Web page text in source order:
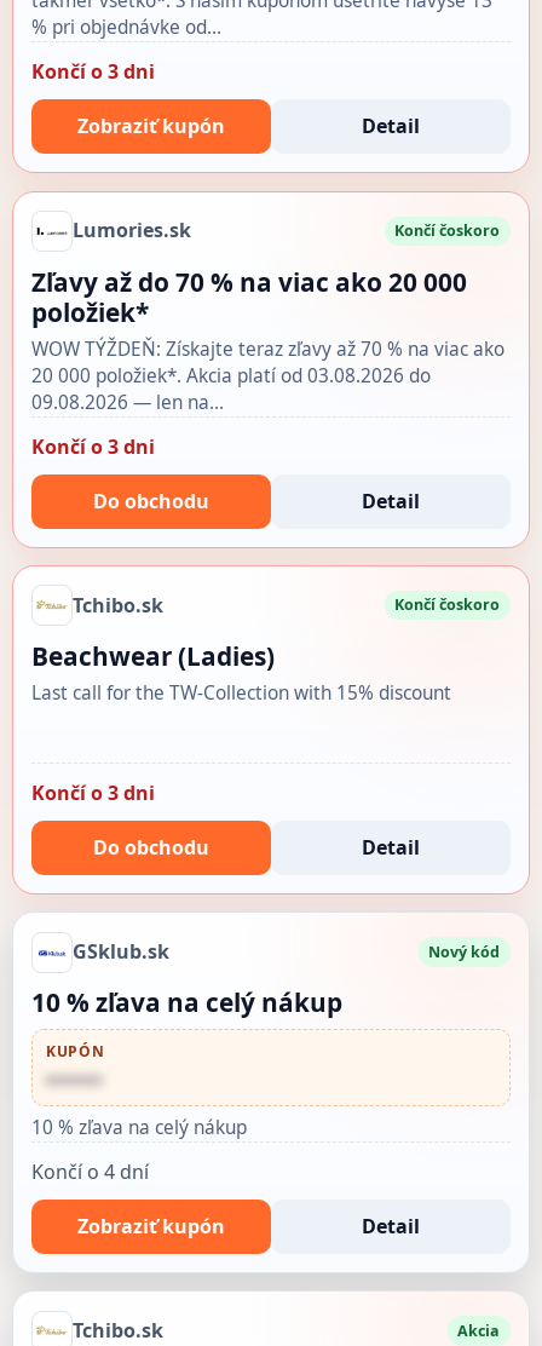
% pri objednávke od…
Končí o 3 dni
Zobraziť kupón Detail
Lumories.sk Končí čoskoro
Zľavy až do 70 % na viac ako 20 000
položiek*
WOW TÝŽDEŇ: Získajte teraz zľavy až 70 % na viac ako
20 000 položiek*. Akcia platí od 03.08.2026 do
09.08.2026 — len na…
Končí o 3 dni
Do obchodu Detail
Tchibo.sk Končí čoskoro
Beachwear (Ladies)
Last call for the TW-Collection with 15% discount
Končí o 3 dni
Do obchodu Detail
GSklub.sk Nový kód
10 % zľava na celý nákup
KUPÓN
••••••
10 % zľava na celý nákup
Končí o 4 dní
Zobraziť kupón Detail
Tchibo.sk Akcia